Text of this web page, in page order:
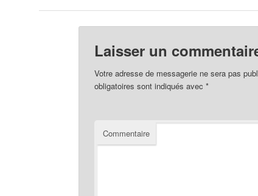
Laisser un
Votre adresse de messagerie ne sera pas
obligatoires sont indiqués avec *
Commentaire